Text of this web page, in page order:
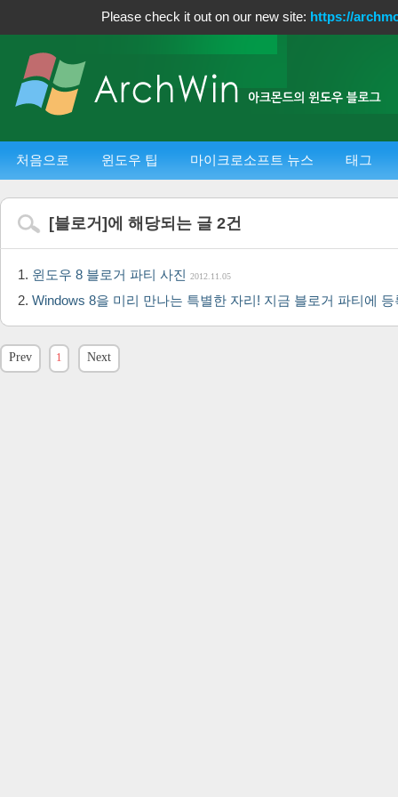
Please check it out on our new site: https://
처음으로 윈도우 팁 마이크로소프트 뉴스 태그
[블로거 ]에 해당되는 글 2건
윈도우 8 블로거 파티 사진 2012.11.05
Windows 8을 미리 만나는 특별한 자리! 지금 블로거 파티에
Prev 1 Next